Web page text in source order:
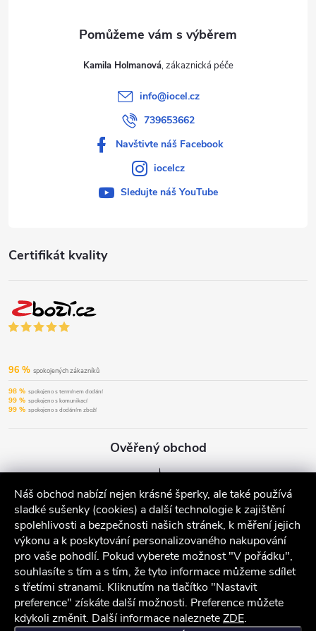
Náš obchod nabízí nejen krásné šperky, ale také používá
sladké sušenky (cookies) a další technologie k zajištění
spolehlivosti a bezpečnosti našich stránek, k měření jejich
výkonu a k poskytování personalizovaného nakupování
pro vaše pohodlí. Pokud vyberete možnost "V pořádku",
souhlasíte s tím a s tím, že tyto informace můžeme sdílet
s třetími stranami. Kliknutím na tlačítko "Nastavit
preference" získáte další možnosti. Preference můžete
kdykoli změnit. Další informace nalezneteZDE.
Certifikát kvality
96 % spokojených zákazníků
98 % spokojeno s termínem dodání
99 % spokojeno s komunikací
99 % spokojeno s dodáním zboží
Ověřený obchod
Kamila Holmanová
info@iocel.cz
739653662
Navštivte náš Facebook
iocelcz
Sledujte náš YouTube